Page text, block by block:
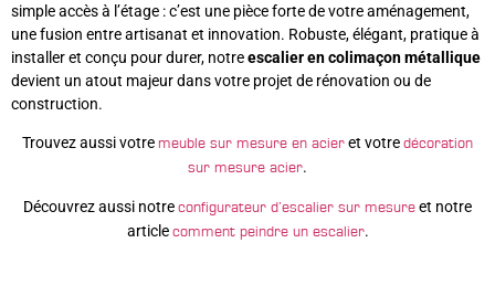
simple accès à l’étage : c’est une pièce forte de votre aménagement,
une fusion entre artisanat et innovation. Robuste, élégant, pratique à
installer et conçu pour durer, notreescalier en colimaçon métallique
devient un atout majeur dans votre projet de rénovation ou de
construction.
Trouvez aussi votre meuble sur mesure en acier et votre décoration
sur mesure acier.
Découvrez aussi notre configurateur d’escalier sur mesure et notre
article comment peindre un escalier.